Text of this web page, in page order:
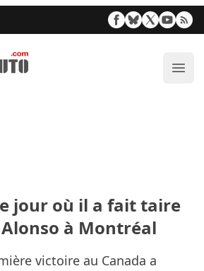
jour où il a fait taire
à Montréal
victoire au Canada a